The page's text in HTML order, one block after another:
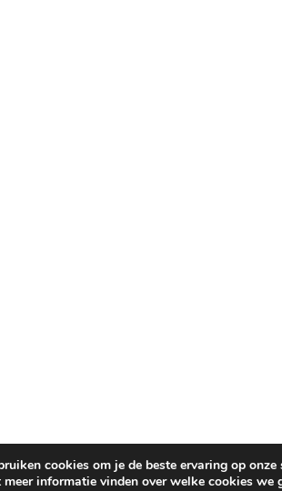
cookies om je de beste ervaring op onze
meer informatie vinden over welke cookies